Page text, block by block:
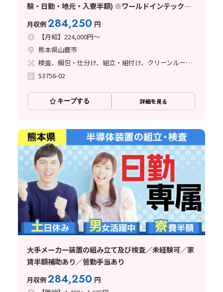
験・日勤・地元・入寮半額) ※ワールドインテック直
月収例284,250 円
【月給】224,000円～
熊本県山鹿市
検査、梱包・仕分け、組立・組付け、クリーンルーム、清掃・洗浄、立ち作業
53756-02
キープする 詳細を見る
大手メーカー装置の組み立て及び検査／未経験可／家
賃半額補助あり／皆勤手当あり
月収例284,250 円